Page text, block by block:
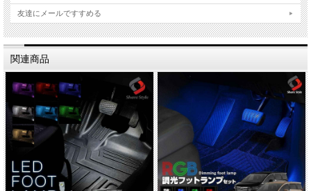
友達にメールですすめる
関連商品